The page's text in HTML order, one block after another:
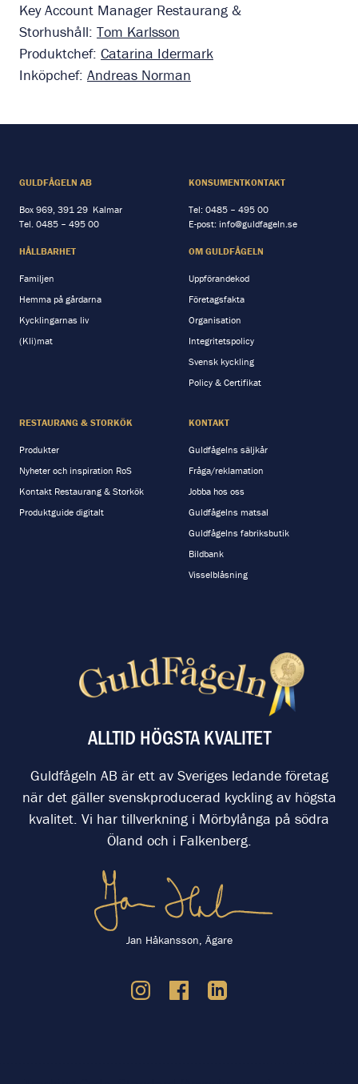
Key Account Manager Restaurang &
Storhushåll: Tom Karlsson
Produktchef: Catarina Idermark
Inköpchef: Andreas Norman
GULDFÅGELN AB
Box 969, 391 29 Kalmar
Tel. 0485 – 495 00
KONSUMENTKONTAKT
Tel: 0485 – 495 00
E-post: info@guldfageln.se
HÅLLBARHET
Familjen
Hemma på gårdarna
Kycklingarnas liv
(Kli)mat
OM GULDFÅGELN
Uppförandekod
Företagsfakta
Organisation
Integritetspolicy
Svensk kyckling
Policy & Certifikat
RESTAURANG & STORKÖK
Produkter
Nyheter och inspiration RoS
Kontakt Restaurang & Storkök
Produktguide digitalt
KONTAKT
Guldfågelns säljkår
Fråga/reklamation
Jobba hos oss
Guldfågelns matsal
Guldfågelns fabriksbutik
Bildbank
Visselblåsning
ALLTID HÖGSTA KVALITET
Guldfågeln AB är ett av Sveriges ledande företag
när det gäller svenskproducerad kyckling av högsta
kvalitet. Vi har tillverkning i Mörbylånga på södra
Öland och i Falkenberg.
Jan Håkansson, Ägare